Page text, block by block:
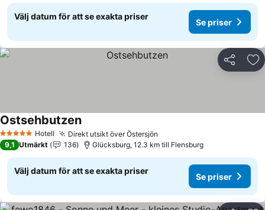
Välj datum för att se exakta priser
Se priser
Dela
5 Stjärnor Hotell Direkt utsikt över Östersjön
Ostsehbutzen
9,1 Utmärkt 136 Glücksburg, 12.3 km till Flensburg
Välj datum för att se exakta priser
Se priser